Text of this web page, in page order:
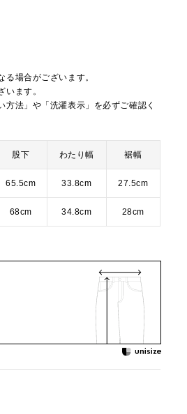
場合がございます。
います。
法」や「洗濯表示」を必ずご確認く
股下 わたり幅 裾幅
65.5cm 33.8cm 27.5cm
68cm 34.8cm 28cm